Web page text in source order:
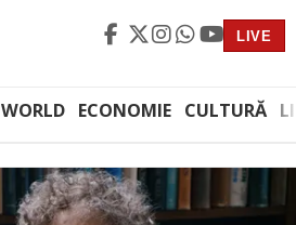
LIVE
WORLD ECONOMIE CULTURĂ